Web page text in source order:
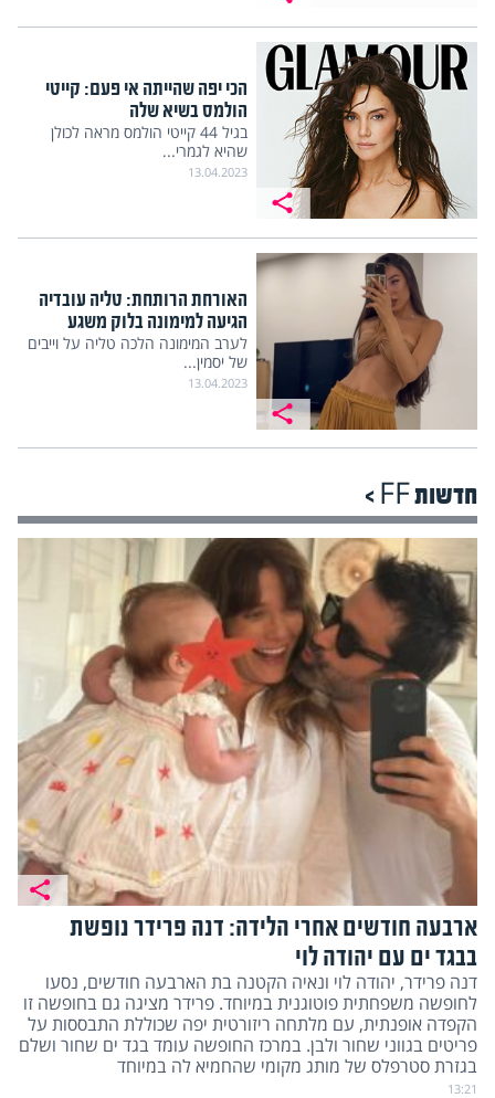
הכי יפה שהייתה אי פעם: קייטי
הולמס בשיא שלה
בגיל 44 קייטי הולמס מראה לכולן
שהיא לגמרי...
13.04.2023
האורחת הרותחת: טליה עובדיה
הגיעה למימונה בלוק משגע
לערב המימונה הלכה טליה על וייבים
של יסמין...
13.04.2023
חדשות FF >
ארבעה חודשים אחרי הלידה: דנה פרידר נופשת
בבגד ים עם יהודה לוי
דנה פרידר, יהודה לוי ונאיה הקטנה בת הארבעה חודשים, נסעו
לחופשה משפחתית פוטוגנית במיוחד. פרידר מציגה גם בחופשה זו
הקפדה אופנתית, עם מלתחה ריזורטית יפה שכוללת התבססות על
פריטים בגווני שחור ולבן. במרכז החופשה עומד בגד ים שחור ושלם
בגזרת סטרפלס של מותג מקומי שהחמיא לה במיוחד
13:21